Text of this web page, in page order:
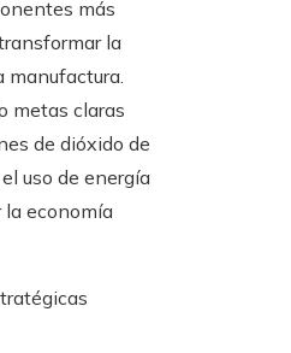
más
la
manufactura.
metas claras
de dióxido de
uso de energía
economía